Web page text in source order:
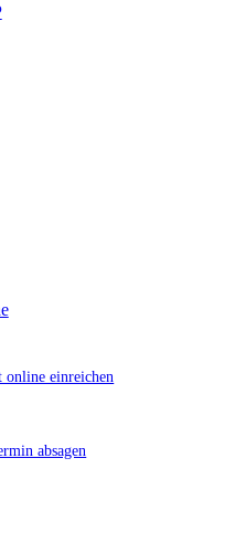
online einreichen
absagen